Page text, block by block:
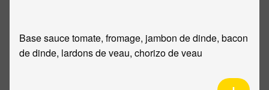
Base sauce tomate, fromage, jambon de dinde, bacon
de dinde, lardons de veau, chorizo de veau